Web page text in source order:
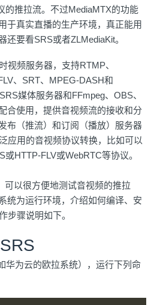
的推拉流。不过MediaMTX的功能
于真实直播的生产环境，真正能用
还要看SRS或者ZLMediaKit。
视频服务器，支持RTMP、
、SRT、MPEG-DASH和
媒体服务器和FFmpeg、OBS、
合使用，提供音视频流的接收和分
布（推流）和订阅（播放）服务器
应用的音视频协议转换，比如可以
HTTP-FLV或WebRTC等协议。
可以很方便地测试音视频的推拉
统为运行环境，介绍如何编译、安
步骤说明如下。
华为云的欧拉系统），运行下列命